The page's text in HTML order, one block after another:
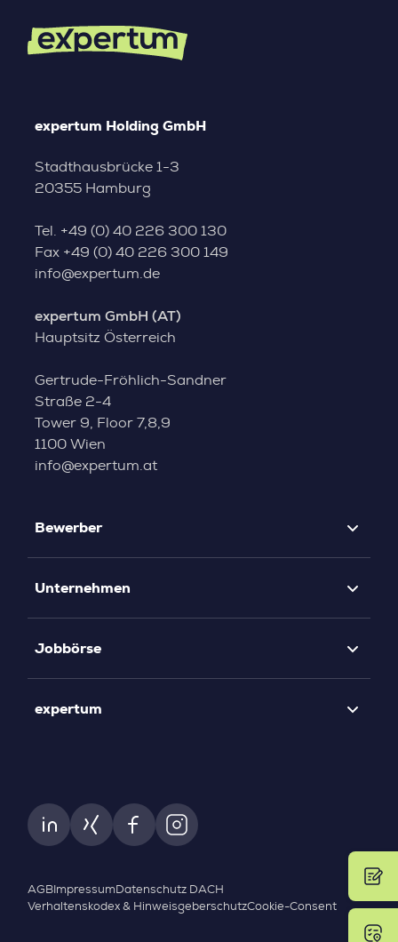
expertum Holding GmbH
Stadthausbrücke 1-3
20355 Hamburg
Tel. +49 (0) 40 226 300 130
Fax +49 (0) 40 226 300 149
info@expertum.de
expertum GmbH (AT)
Hauptsitz Österreich
Gertrude-Fröhlich-Sandner
Straße 2-4
Tower 9, Floor 7,8,9
1100 Wien
info@expertum.at
Bewerber
Unternehmen
Jobbörse
expertum
AGB Impressum Datenschutz DACH
Verhaltenskodex & HinweisgeberschutzCookie-Consent